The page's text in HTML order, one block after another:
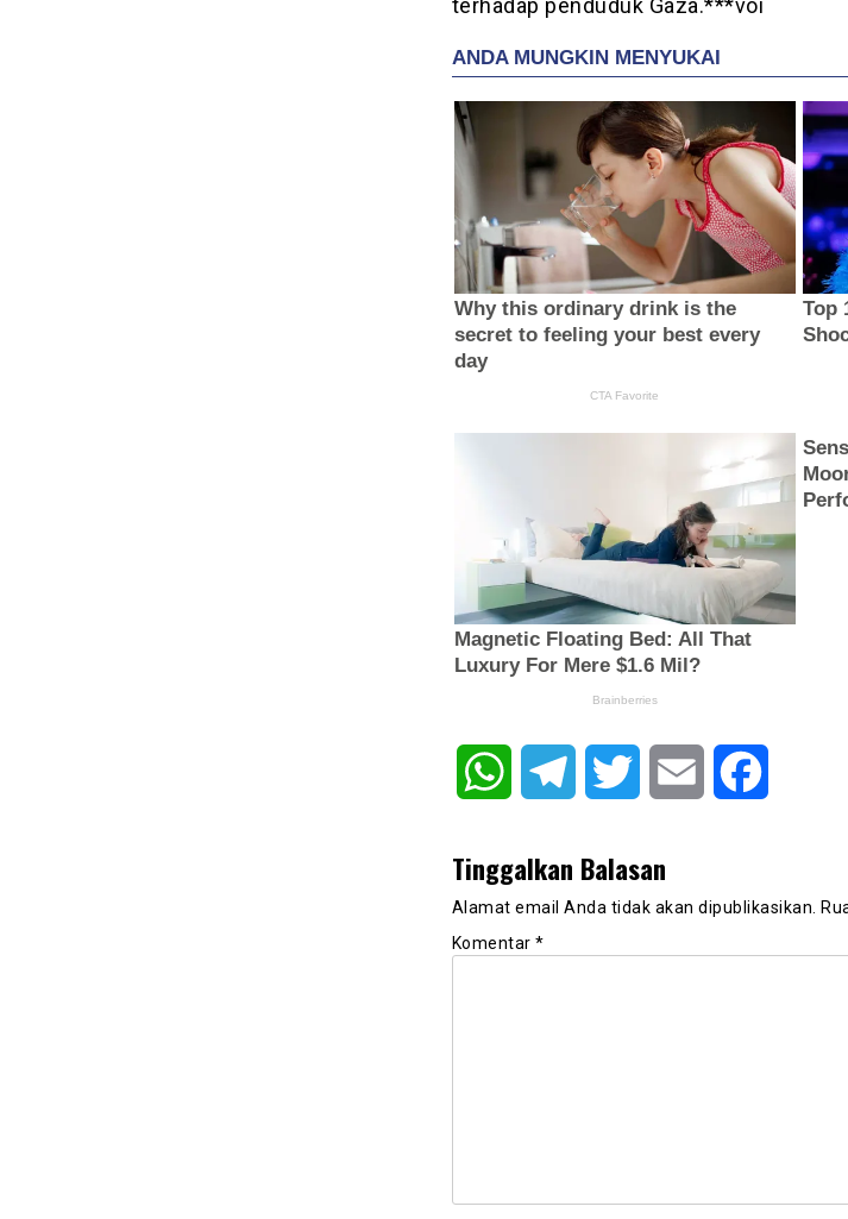
terhadap penduduk Gaza.***voi
WhatsAppTelegram Twitter Email
Tinggalkan Balasan
Alamat email Anda tidak akan dipublikasikan.
Komentar *